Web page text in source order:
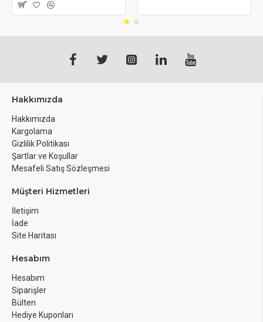
Hakkımızda
Hakkımızda
Kargolama
Gizlilik Politikası
Şartlar ve Koşullar
Mesafeli Satış Sözleşmesi
Müşteri Hizmetleri
İletişim
İade
Site Haritası
Hesabım
Hesabım
Siparişler
Bülten
Hediye Kuponları